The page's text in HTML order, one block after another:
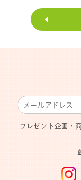
プレゼント企画・